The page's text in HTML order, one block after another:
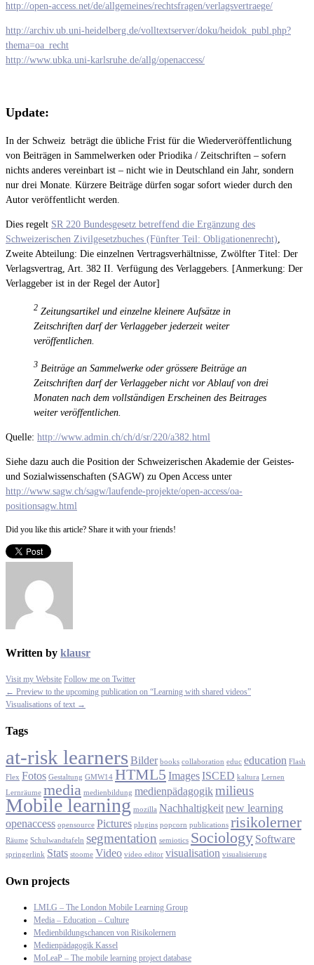
http://open-access.net/de/allgemeines/rechtsfragen/verlagsvertraege/
http://archiv.ub.uni-heidelberg.de/volltextserver/doku/heidok_publ.php?
thema=oa_recht
http://www.ubka.uni-karlsruhe.de/allg/openaccess/
Update:
In der Schweiz beträgt die übliche Frist für die Wiederveröffentlichung
von Beiträgen in Sammelwerken oder Priodika / Zeitschriften – sofern
nichts anderes vereinbart ist – nicht wie in Deutschland ein Jahr, sondern
nur drei Monate. Kürzere Beiträge dürfen sogar sofort wieder durch den
Autor veröffentlicht werden.
Dies regelt SR 220 Bundesgesetz betreffend die Ergänzung des
Schweizerischen Zivilgesetzbuches (Fünfter Teil: Obligationenrecht)
Zweite Abteilung: Die einzelnen Vertragsverhältnisse, Zwölfter Titel: Der
Verlagsvertrag, Art. 382 II. Verfügung des Verlaggebers. [Anmerkung: Der
Verlaggeber ist in der Regel der Autor]
2 Zeitungsartikel und einzelne kleinere Aufsätze in
Zeitschriften darf der Verlaggeber jederzeit weiter
veröffentlichen.
3 Beiträge an Sammelwerke oder grössere Beiträge an
Zeitschriften darf der Verlaggeber nicht vor Ablauf von drei
Monaten nach dem vollständigen Erscheinen des Beitrages
weiter veröffentlichen.
Quelle: http://www.admin.ch/ch/d/sr/220/a382.html
Siehe dazu auch die Position der Schweizerischen Akademie der Geistes-
und Sozialwissenschaften (SAGW) zu Open Access unter
http://www.sagw.ch/sagw/laufende-projekte/open-access/oa-
positionsagw.html
Did you like this article? Share it with your friends!
Written by klausr
Visit my Website Follow me on Twitter
← Preview to the upcoming publication on “Learning with shared videos”
Visualisations of text →
Tags
at-risk learnersBilder books collaboration educ education Flash
Flex Fotos Gestaltung GMW14 HTML5 ImagesISCED kaltura Lernen
Lernräume media medienbildung medienpädagogikmilieus
Mobile learning mozilla Nachhaltigkeitnew learning
openaccess opensource Pictures plugins popcorn publications risikolerner
Räume Schulwandtafeln segmentation semiotics Sociology Software
springerlink Stats stoome Video video editor visualisation visualisierung
Own projects
LMLG – The London Mobile Learning Group
Media – Education – Culture
Medienbildungschancen von Risikolernern
Medienpädagogik Kassel
MoLeaP – The mobile learning project database